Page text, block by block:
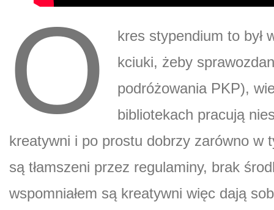
O
kres stypendium to był
kciuki, żeby
podróżowania PKP),
bibliotekach pracują
kreatywni i po prostu dobrzy zarówno w
są tłamszeni przez regulaminy, brak
wspomniałem są kreatywni więc dają